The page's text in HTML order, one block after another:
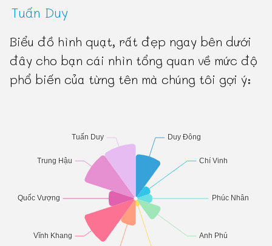
Tuấn Duy
Biểu đồ hình quạt, rất đẹp ngay bên dưới
đây cho bạn cái nhìn tổng quan về mức độ
phổ biến của từng tên mà chúng tôi gợi ý: